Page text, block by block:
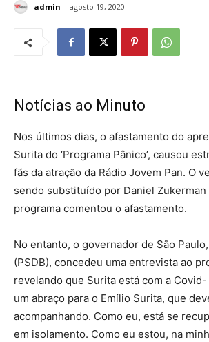
admin agosto 19, 2020
Notícias ao Minuto
Nos últimos dias, o afastamento do
Surita do ‘Programa Pânico’, causou
fãs da atração da Rádio Jovem Pan. O
sendo substituído por Daniel
programa comentou o afastamento.
No entanto, o governador de São
(PSDB), concedeu uma entrevista ao
revelando que Surita está com a Covid-
um abraço para o Emílio Surita, que
acompanhando. Como eu, está se
em isolamento. Como eu estou, na